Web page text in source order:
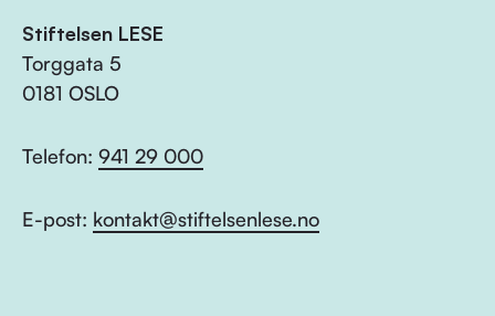
Stiftelsen LESE
Torggata 5
0181 OSLO
Telefon: 941 29 000
E-post: kontakt@stiftelsenlese.no